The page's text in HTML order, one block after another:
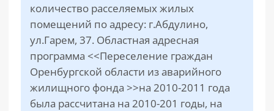
количество расселяемых жилых
помещений по адресу: г.Абдулино,
ул.Гарем, 37. Областная адресная
программа <<Переселение граждан
Оренбургской области из аварийного
жилищного фонда >>на 2010-2011 года
была рассчитана на 2010-201 годы, на